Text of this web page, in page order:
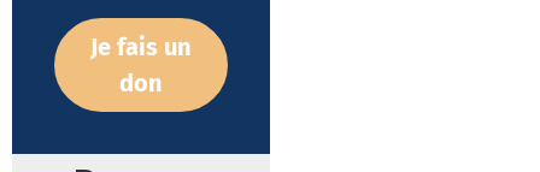
Je fais un
don